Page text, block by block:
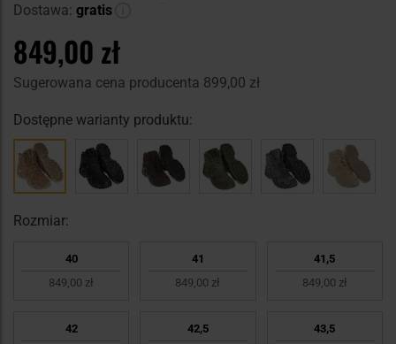
Dostawa: gratis
849,00 zł
Sugerowana cena producenta 899,00 zł
Dostępne warianty produktu:
Rozmiar:
40
849,00 zł
41
849,00 zł
41,5
849,00 zł
42
42,5
43,5